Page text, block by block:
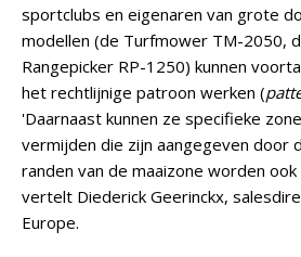
sportclubs en eigenaren van grote
modellen (de Turfmower TM-2050,
Rangepicker RP-1250) kunnen
het rechtlijnige patroon werken (
'Daarnaast kunnen ze specifieke
vermijden die zijn aangegeven door
randen van de maaizone worden
vertelt Diederick Geerinckx,
Europe.